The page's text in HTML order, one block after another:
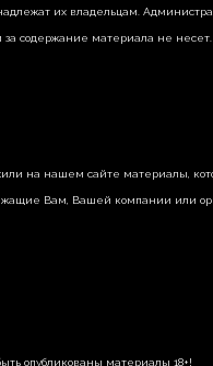
их владельцам.
за содержание материала не несет.
на нашем сайте материалы,
Вам, Вашей компании или
опубликованы материалы 18+!